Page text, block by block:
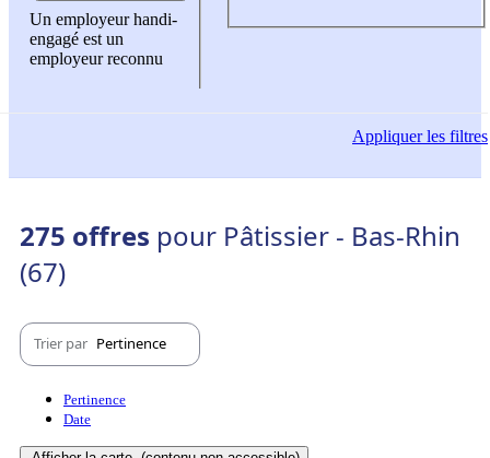
Un employeur handi-
engagé est un
employeur reconnu
Appliquerles filtres
275 offres pour Pâtissier - Bas-Rhin
(67)
Trier par Pertinence
Pertinence
Date